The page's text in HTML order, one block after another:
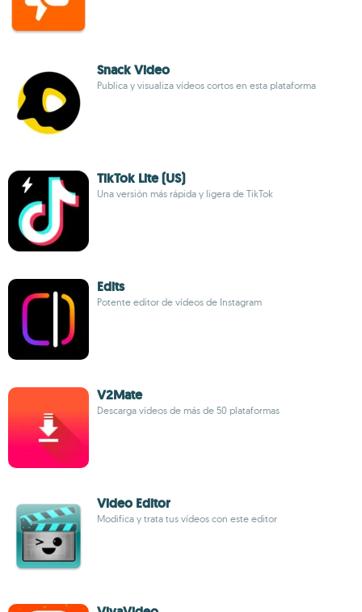
Snack Video
Publica y visualiza vídeos cortos en esta plataforma
TikTok Lite (US)
Una versión más rápida y ligera de TikTok
Edits
Potente editor de vídeos de Instagram
V2Mate
Descarga vídeos de más de 50 plataformas
Video Editor
Modifica y trata tus vídeos con este editor